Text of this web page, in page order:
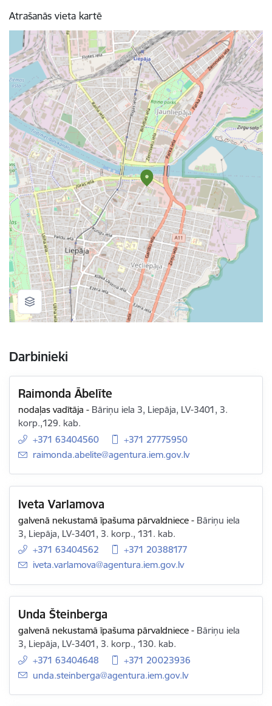
Atrašanās vieta kartē
Darbinieki
Raimonda Ābelīte
nodaļas vadītāja - Bāriņu iela 3, Liepāja, LV-3401, 3.
korp.,129. kab.
+371 63404560
+371 27775950
E-pasts:
raimonda.abelite@agentura.iem.gov.lv
Iveta Varlamova
galvenā nekustamā īpašuma pārvaldniece - Bāriņu iela
3, Liepāja, LV-3401, 3. korp., 131. kab.
+371 63404562
+371 20388177
E-pasts:
iveta.varlamova@agentura.iem.gov.lv
Unda Šteinberga
galvenā nekustamā īpašuma pārvaldniece - Bāriņu iela
3, Liepāja, LV-3401, 3. korp., 130. kab.
+371 63404648
+371 20023936
E-pasts:
unda.steinberga@agentura.iem.gov.lv